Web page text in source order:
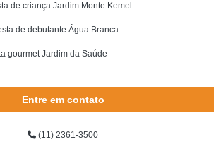
de criança Jardim Monte Kemel
de debutante Água Branca
gourmet Jardim da Saúde
Entre em contato
(11) 2361-3500